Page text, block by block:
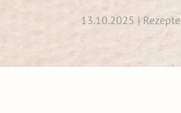
13.10.2025 | Rezepte